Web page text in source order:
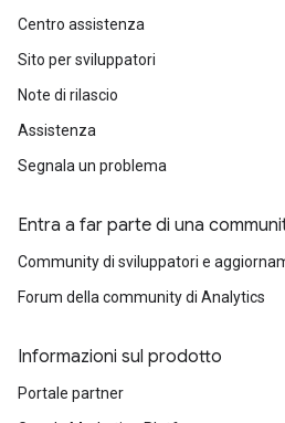
Centro assistenza
Sito per sviluppatori
Note di rilascio
Assistenza
Segnala un problema
Entra a far parte di una
Community di sviluppatori e
Forum della community di Analytics
Informazioni sul prodotto
Portale partner